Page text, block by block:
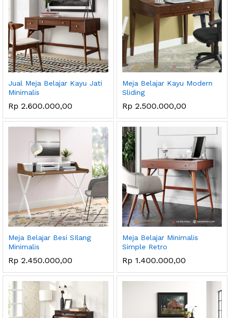
Jual Meja Belajar Kayu Jati
Minimalis
Rp 2.600.000,00
Meja Belajar Kayu Modern
Sliding
Rp 2.500.000,00
Meja Belajar Besi SIlang
Minimalis
Rp 2.450.000,00
Meja Belajar Minimalis
Simple Retro
Rp 1.400.000,00